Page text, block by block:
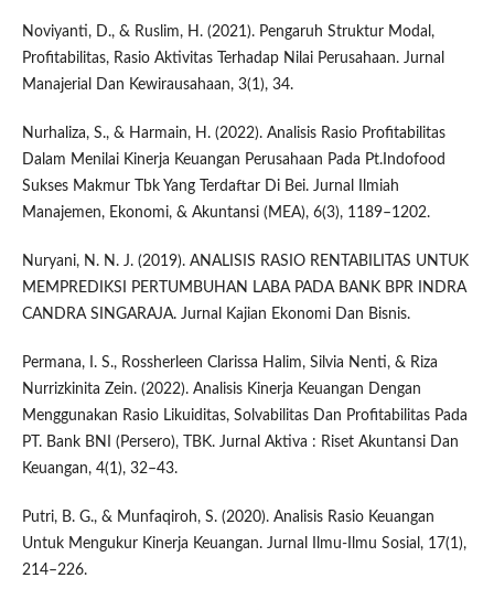
Noviyanti, D., & Ruslim, H. (2021). Pengaruh Struktur Modal,
Profitabilitas, Rasio Aktivitas Terhadap Nilai Perusahaan. Jurnal
Manajerial Dan Kewirausahaan, 3(1), 34.
Nurhaliza, S., & Harmain, H. (2022). Analisis Rasio Profitabilitas
Dalam Menilai Kinerja Keuangan Perusahaan Pada Pt.Indofood
Sukses Makmur Tbk Yang Terdaftar Di Bei. Jurnal Ilmiah
Manajemen, Ekonomi, & Akuntansi (MEA), 6(3), 1189–1202.
Nuryani, N. N. J. (2019). ANALISIS RASIO RENTABILITAS UNTUK
MEMPREDIKSI PERTUMBUHAN LABA PADA BANK BPR INDRA
CANDRA SINGARAJA. Jurnal Kajian Ekonomi Dan Bisnis.
Permana, I. S., Rossherleen Clarissa Halim, Silvia Nenti, & Riza
Nurrizkinita Zein. (2022). Analisis Kinerja Keuangan Dengan
Menggunakan Rasio Likuiditas, Solvabilitas Dan Profitabilitas Pada
PT. Bank BNI (Persero), TBK. Jurnal Aktiva : Riset Akuntansi Dan
Keuangan, 4(1), 32–43.
Putri, B. G., & Munfaqiroh, S. (2020). Analisis Rasio Keuangan
Untuk Mengukur Kinerja Keuangan. Jurnal Ilmu-Ilmu Sosial, 17(1),
214–226.